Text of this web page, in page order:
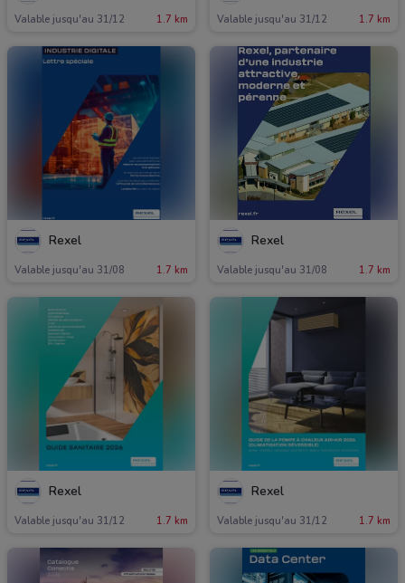
Valable jusqu'au 31/12 1.7 km Valable jusqu'au 31/12 1.7 km
Rexel
Valable jusqu'au 31/08 1.7 km
Rexel
Valable jusqu'au 31/08 1.7 km
Rexel
Valable jusqu'au 31/12 1.7 km
Rexel
Valable jusqu'au 31/12 1.7 km